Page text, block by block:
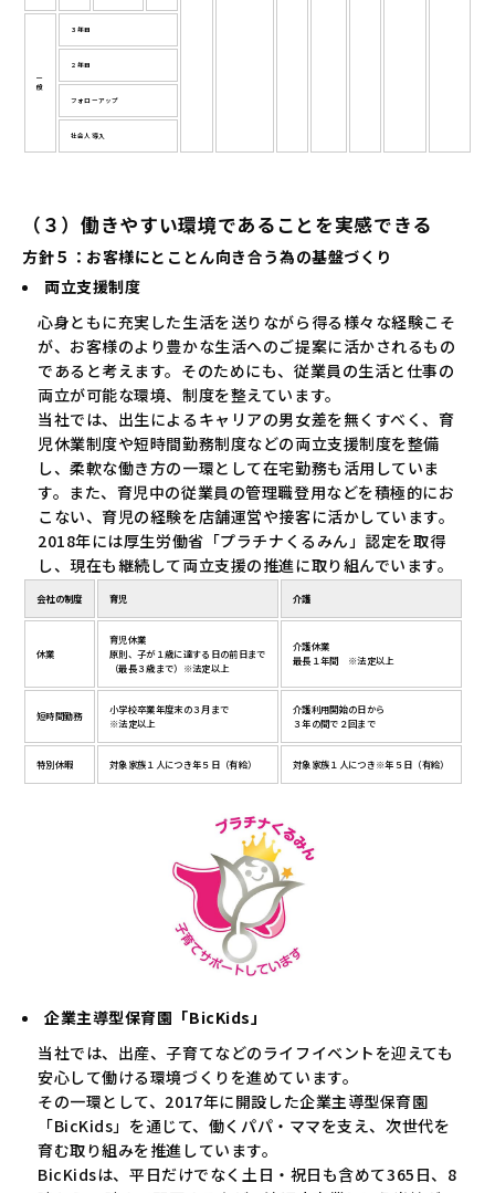
一
般
３年目
２年目
フォローアップ
社会人導入
（３）働きやすい環境であることを実感できる
方針５：お客様にとことん向き合う為の基盤づくり
両立支援制度
心身ともに充実した生活を送りながら得る様々な経験こそ
が、お客様のより豊かな生活へのご提案に活かされるもの
であると考えます。そのためにも、従業員の生活と仕事の
両立が可能な環境、制度を整えています。
当社では、出生によるキャリアの男女差を無くすべく、育
児休業制度や短時間勤務制度などの両立支援制度を整備
し、柔軟な働き方の一環として在宅勤務も活用していま
す。また、育児中の従業員の管理職登用などを積極的にお
こない、育児の経験を店舗運営や接客に活かしています。
2018年には厚生労働省「プラチナくるみん」認定を取得
し、現在も継続して両立支援の推進に取り組んでいます。
会社の制度 育児 介護
休業
育児休業
原則、子が１歳に達する日の前日まで
（最長３歳まで）※法定以上
介護休業
最長１年間 ※法定以上
短時間勤務
小学校卒業年度末の３月まで
※法定以上
介護利用開始の日から
３年の間で２回まで
特別休暇 対象家族１人につき年５日（有給） 対象家族１人につき※年５日（有給）
企業主導型保育園「BicKids」
当社では、出産、子育てなどのライフイベントを迎えても
安心して働ける環境づくりを進めています。
その一環として、2017年に開設した企業主導型保育園
「BicKids」を通じて、働くパパ・ママを支え、次世代を
育む取り組みを推進しています。
BicKidsは、平日だけでなく土日・祝日も含めて365日、8